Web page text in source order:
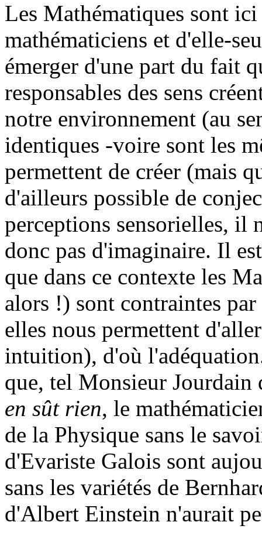
Les Mathématiques sont
mathématiciens et d'elle-
émerger d'une part du fait
responsables des sens
notre environnement (au
identiques -voire sont les
permettent de créer (mais
d'ailleurs possible de
perceptions sensorielles, il
donc pas d'imaginaire. Il
que dans ce contexte les
alors !) sont contraintes
elles nous permettent
intuition), d'où
que, tel Monsieur
en sût rien, le
de la Physique sans le
d'Evariste Galois sont
sans les variétés de
d'Albert Einstein n'aurait